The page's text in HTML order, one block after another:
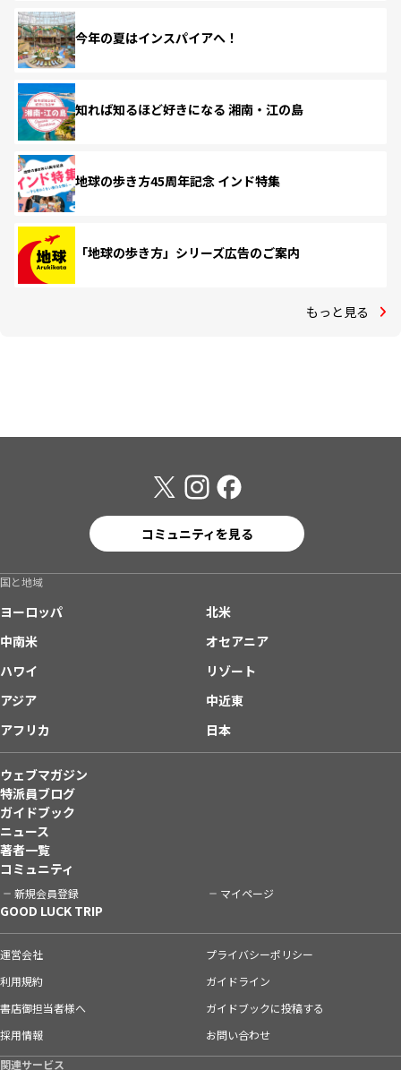
今年の夏はインスパイアへ！
知れば知るほど好きになる 湘南・江の島
地球の歩き方45周年記念 インド特集
「地球の歩き方」シリーズ広告のご案内
もっと見る
コミュニティを見る
国と地域
ヨーロッパ
北米
中南米
オセアニア
ハワイ
リゾート
アジア
中近東
アフリカ
日本
ウェブマガジン
特派員ブログ
ガイドブック
ニュース
著者一覧
コミュニティ
新規会員登録 マイページ
GOOD LUCK TRIP
運営会社
プライバシーポリシー
利用規約
ガイドライン
書店御担当者様へ
ガイドブックに投稿する
採用情報
お問い合わせ
関連サービス